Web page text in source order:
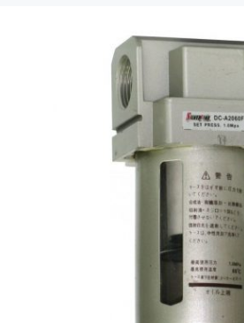
Automotriz e hidráulico
Mezcladoras
Línea de productos Virutex